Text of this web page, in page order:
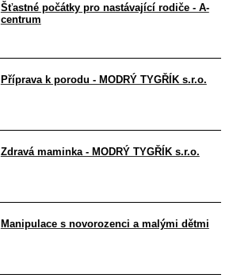
Šťastné počátky pro nastávající rodiče - A-
centrum
Příprava k porodu - MODRÝ TYGŘÍK s.r.o.
Zdravá maminka - MODRÝ TYGŘÍK s.r.o.
Manipulace s novorozenci a malými dětmi